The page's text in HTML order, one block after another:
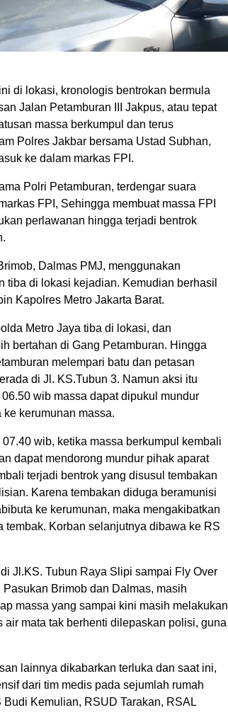
di lokasi, kronologis bentrokan bermula
Jalan Petamburan III Jakpus, atau tepat
massa berkumpul dan terus
Polres Jakbar bersama Ustad Subhan,
ke dalam markas FPI.
Polri Petamburan, terdengar suara
FPI, Sehingga membuat massa FPI
perlawanan hingga terjadi bentrok
Dalmas PMJ, menggunakan
tiba di lokasi kejadian. Kemudian berhasil
Kapolres Metro Jakarta Barat.
Metro Jaya tiba di lokasi, dan
bertahan di Gang Petamburan. Hingga
melempari batu dan petasan
di Jl. KS.Tubun 3. Namun aksi itu
wib massa dapat dipukul mundur
kerumunan massa.
wib, ketika massa berkumpul kembali
dapat mendorong mundur pihak aparat
terjadi bentrok yang disusul tembakan
Karena tembakan diduga beramunisi
ke kerumunan, maka mengakibatkan
tembak. Korban selanjutnya dibawa ke RS
Jl.KS. Tubun Raya Slipi sampai Fly Over
Brimob dan Dalmas, masih
massa yang sampai kini masih melakukan
air mata tak berhenti dilepaskan polisi, guna
lainnya dikabarkan terluka dan saat ini,
dari tim medis pada sejumlah rumah
Kemulian, RSUD Tarakan, RSAL